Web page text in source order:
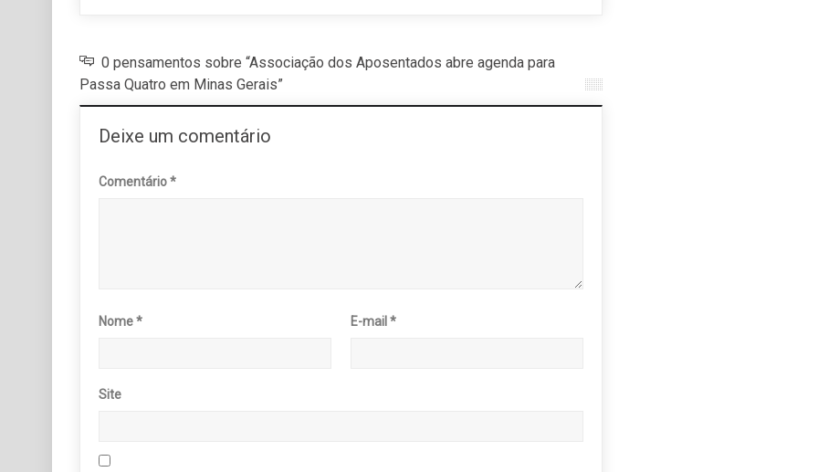
0 pensamentos sobre “Associação dos Aposentados abre agenda para
Passa Quatro em Minas Gerais”
Deixe um comentário
Comentário*
Nome* E-mail*
Site